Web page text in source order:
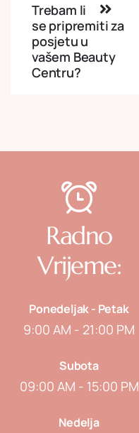
Trebam li
se pripremiti za
posjetu u
vašem Beauty
Centru?
Radno
Vrijeme:
Ponedeljak - Petak
9:00 AM - 21:00 PM
Subota
09:00 AM - 15:00 PM
Nedelja